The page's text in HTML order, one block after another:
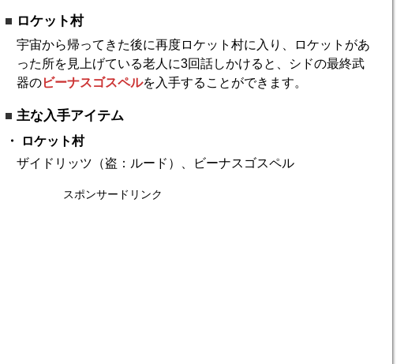
ロケット村
宇宙から帰ってきた後に再度ロケット村に入り、ロケットがあ
った所を見上げている老人に3回話しかけると、シドの最終武
器のビーナスゴスペルを入手することができます。
主な入手アイテム
ロケット村
ザイドリッツ（盗：ルード）、ビーナスゴスペル
スポンサードリンク